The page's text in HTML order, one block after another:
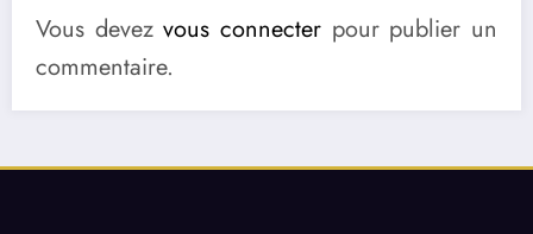
Vous devezvous connecter pour publier un
commentaire.